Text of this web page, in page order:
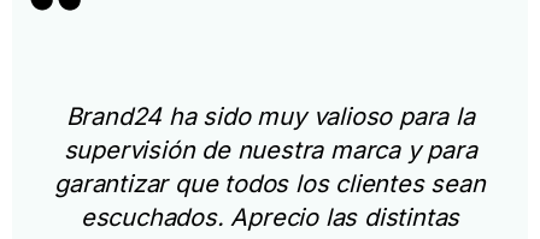
Brand24 ha sido muy valioso para la
supervisión de nuestra marca y para
garantizar que todos los clientes sean
escuchados. Aprecio las distintas